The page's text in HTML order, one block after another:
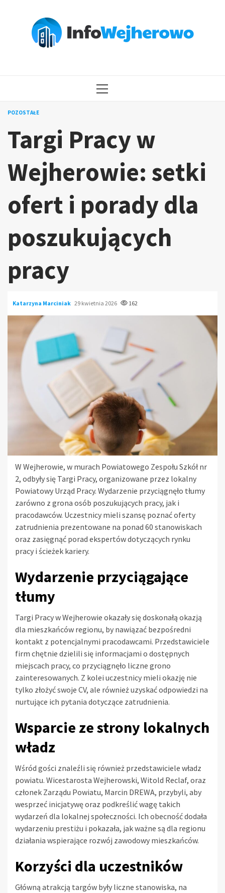
MENU
POZOSTAŁE
Targi Pracy w
Wejherowie: setki
ofert i porady dla
poszukujących
pracy
Katarzyna Marciniak 29 kwietnia 2026 162
W Wejherowie, w murach Powiatowego Zespołu Szkół nr
2, odbyły się Targi Pracy, organizowane przez lokalny
Powiatowy Urząd Pracy. Wydarzenie przyciągnęło tłumy
zarówno z grona osób poszukujących pracy, jak i
pracodawców. Uczestnicy mieli szansę poznać oferty
zatrudnienia prezentowane na ponad 60 stanowiskach
oraz zasięgnąć porad ekspertów dotyczących rynku
pracy i ścieżek kariery.
Wydarzenie przyciągające
tłumy
Targi Pracy w Wejherowie okazały się doskonałą okazją
dla mieszkańców regionu, by nawiązać bezpośredni
kontakt z potencjalnymi pracodawcami. Przedstawiciele
firm chętnie dzielili się informacjami o dostępnych
miejscach pracy, co przyciągnęło liczne grono
zainteresowanych. Z kolei uczestnicy mieli okazję nie
tylko złożyć swoje CV, ale również uzyskać odpowiedzi na
nurtujące ich pytania dotyczące zatrudnienia.
Wsparcie ze strony lokalnych
władz
Wśród gości znaleźli się również przedstawiciele władz
powiatu. Wicestarosta Wejherowski, Witold Reclaf, oraz
członek Zarządu Powiatu, Marcin DREWA, przybyli, aby
wesprzeć inicjatywę oraz podkreślić wagę takich
wydarzeń dla lokalnej społeczności. Ich obecność dodała
wydarzeniu prestiżu i pokazała, jak ważne są dla regionu
działania wspierające rozwój zawodowy mieszkańców.
Korzyści dla uczestników
Główną atrakcją targów były liczne stanowiska, na